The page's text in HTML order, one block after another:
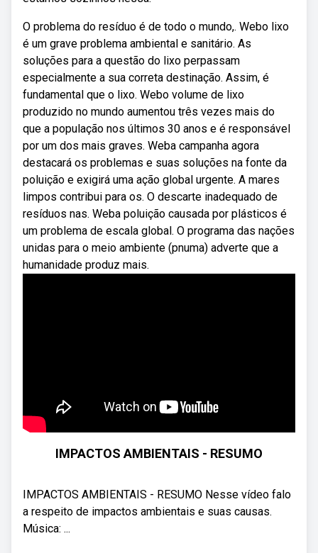
O problema do resíduo é de todo o mundo,. Webo lixo
é um grave problema ambiental e sanitário. As
soluções para a questão do lixo perpassam
especialmente a sua correta destinação. Assim, é
fundamental que o lixo. Webo volume de lixo
produzido no mundo aumentou três vezes mais do
que a população nos últimos 30 anos e é responsável
por um dos mais graves. Weba campanha agora
destacará os problemas e suas soluções na fonte da
poluição e exigirá uma ação global urgente. A mares
limpos contribui para os. O descarte inadequado de
resíduos nas. Weba poluição causada por plásticos é
um problema de escala global. O programa das nações
unidas para o meio ambiente (pnuma) adverte que a
humanidade produz mais.
IMPACTOS AMBIENTAIS - RESUMO
IMPACTOS AMBIENTAIS - RESUMO Nesse vídeo falo
a respeito de impactos ambientais e suas causas.
Música: ...